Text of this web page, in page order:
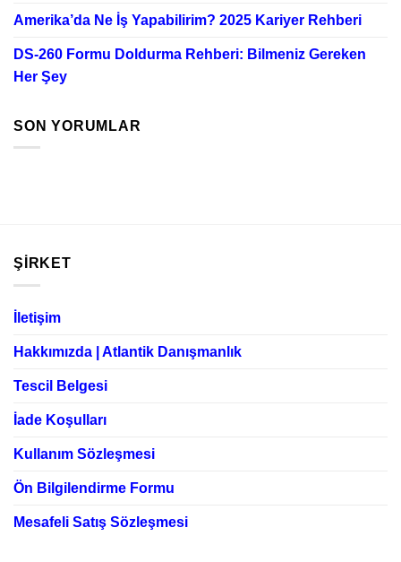
Amerika’da Ne İş Yapabilirim? 2025 Kariyer Rehberi
DS-260 Formu Doldurma Rehberi: Bilmeniz Gereken
Her Şey
SON YORUMLAR
ŞIRKET
İletişim
Hakkımızda | Atlantik Danışmanlık
Tescil Belgesi
İade Koşulları
Kullanım Sözleşmesi
Ön Bilgilendirme Formu
Mesafeli Satış Sözleşmesi